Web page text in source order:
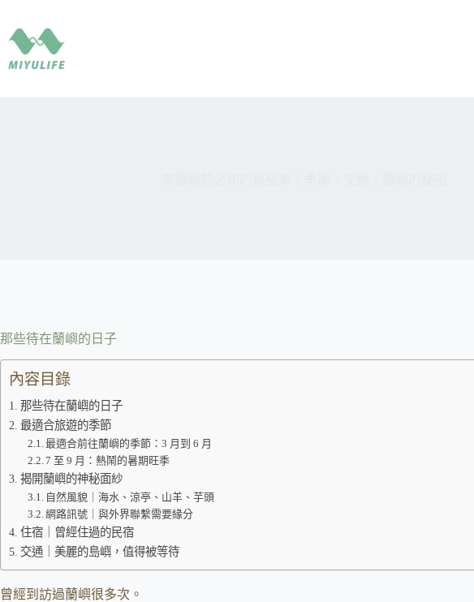
要
那些待在蘭嶼的日子
內容目錄
那些待在蘭嶼的日子
最適合旅遊的季節
最適合前往蘭嶼的季節：3 月到 6 月
7 至 9 月：熱鬧的暑期旺季
揭開蘭嶼的神秘面紗
自然風貌｜海水、涼亭、山羊、芋頭
網路訊號｜與外界聯繫需要緣分
住宿｜曾經住過的民宿
交通｜美麗的島嶼，值得被等待
曾經到訪過蘭嶼很多次。